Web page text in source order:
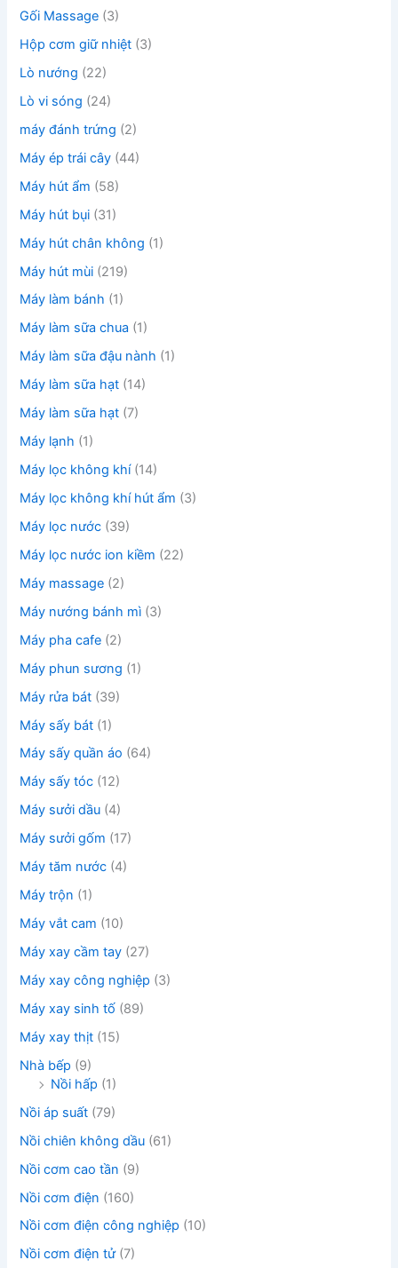
Gối Massage (3)
Hộp cơm giữ nhiệt (3)
Lò nướng (22)
Lò vi sóng (24)
máy đánh trứng (2)
Máy ép trái cây (44)
Máy hút ẩm (58)
Máy hút bụi (31)
Máy hút chân không (1)
Máy hút mùi (219)
Máy làm bánh (1)
Máy làm sữa chua (1)
Máy làm sữa đậu nành (1)
Máy làm sữa hạt (14)
Máy làm sữa hạt (7)
Máy lạnh (1)
Máy lọc không khí (14)
Máy lọc không khí hút ẩm (3)
Máy lọc nước (39)
Máy lọc nước ion kiềm (22)
Máy massage (2)
Máy nướng bánh mì (3)
Máy pha cafe (2)
Máy phun sương (1)
Máy rửa bát (39)
Máy sấy bát (1)
Máy sấy quần áo (64)
Máy sấy tóc (12)
Máy sưởi dầu (4)
Máy sưởi gốm (17)
Máy tăm nước (4)
Máy trộn (1)
Máy vắt cam (10)
Máy xay cầm tay (27)
Máy xay công nghiệp (3)
Máy xay sinh tố (89)
Máy xay thịt (15)
Nhà bếp (9)
Nồi hấp (1)
Nồi áp suất (79)
Nồi chiên không dầu (61)
Nồi cơm cao tần (9)
Nồi cơm điện (160)
Nồi cơm điện công nghiệp (10)
Nồi cơm điện tử (7)